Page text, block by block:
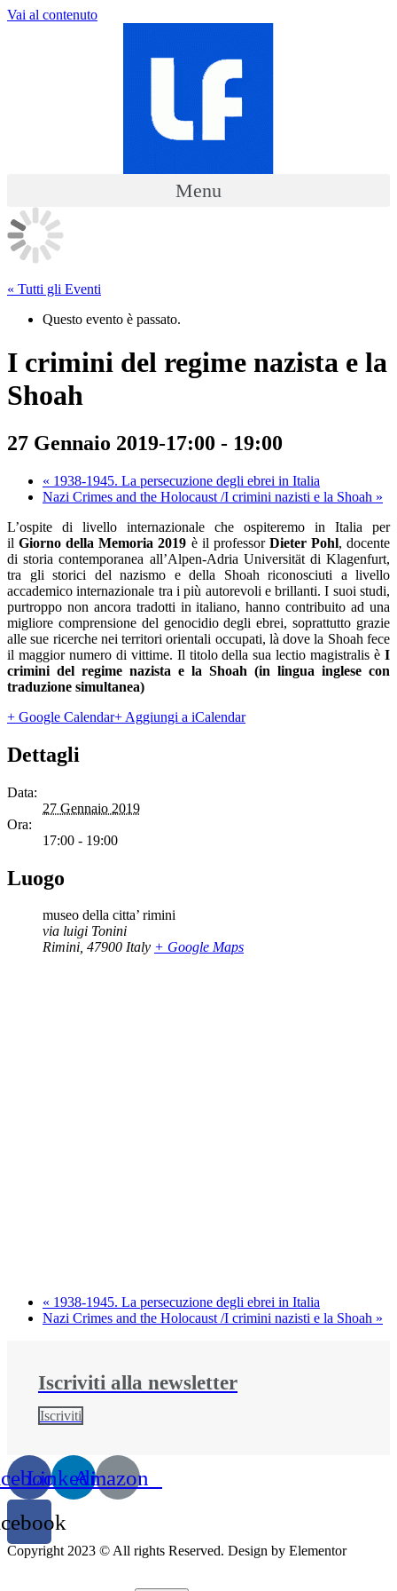
Vai al contenuto
Menu
« Tutti gli Eventi
Questo evento è passato.
I crimini del regime nazista e la
Shoah
27 Gennaio 2019-17:00 - 19:00
« 1938-1945. La persecuzione degli ebrei in Italia
Nazi Crimes and the Holocaust /I crimini nazisti e la Shoah »
L’ospite di livello internazionale che ospiteremo in Italia per
ilGiorno della Memoria 2019 è il professor Dieter Pohl, docente
di storia contemporanea all’Alpen-Adria Universität di Klagenfurt,
tra gli storici del nazismo e della Shoah riconosciuti a livello
accademico internazionale tra i più autorevoli e brillanti. I suoi studi,
purtroppo non ancora tradotti in italiano, hanno contribuito ad una
migliore comprensione del genocidio degli ebrei, soprattutto grazie
alle sue ricerche nei territori orientali occupati, là dove la Shoah fece
il maggior numero di vittime. Il titolo della sua lectio magistralis è I
crimini del regime nazista e la Shoah (in lingua inglese con
traduzione simultanea)
+ Google Calendar+ Aggiungi a iCalendar
Dettagli
Data:
27 Gennaio 2019
Ora:
17:00 - 19:00
Luogo
museo della citta’ rimini
via luigi Tonini
Rimini, 47900 Italy + Google Maps
« 1938-1945. La persecuzione degli ebrei in Italia
Nazi Crimes and the Holocaust /I crimini nazisti e la Shoah »
Iscriviti alla newsletter​
Iscriviti
LinkedinAmazon
Copyright 2023 © All rights Reserved. Design by Elementor